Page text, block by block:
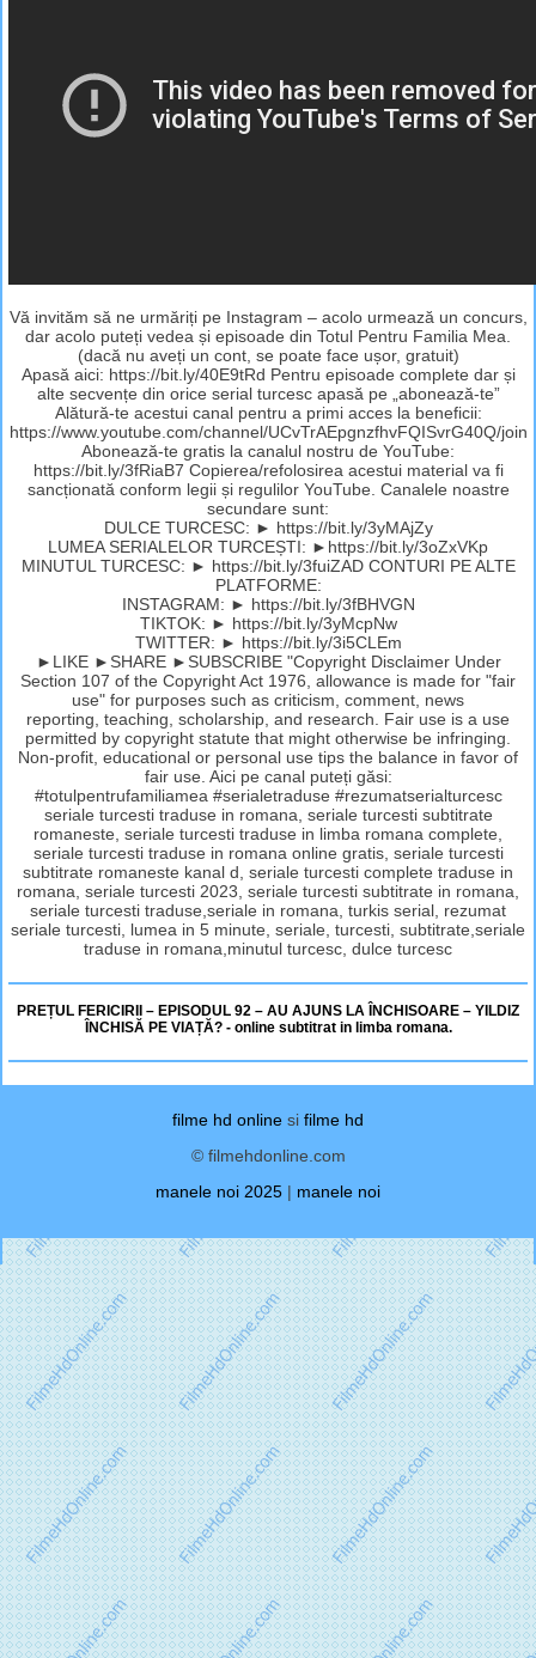
Vă invităm să ne urmăriți pe Instagram – acolo urmează un concurs,
dar acolo puteți vedea și episoade din Totul Pentru Familia Mea.
(dacă nu aveți un cont, se poate face ușor, gratuit)
Apasă aici: https://bit.ly/40E9tRd Pentru episoade complete dar și
alte secvențe din orice serial turcesc apasă pe „abonează-te”
Alătură-te acestui canal pentru a primi acces la beneficii:
https://www.youtube.com/channel/UCvTrAEpgnzfhvFQISvrG40Q/join
Abonează-te gratis la canalul nostru de YouTube:
https://bit.ly/3fRiaB7 Copierea/refolosirea acestui material va fi
sancționată conform legii și regulilor YouTube. Canalele noastre
secundare sunt:
DULCE TURCESC: ► https://bit.ly/3yMAjZy
LUMEA SERIALELOR TURCEȘTI: ►https://bit.ly/3oZxVKp
MINUTUL TURCESC: ► https://bit.ly/3fuiZAD CONTURI PE ALTE
PLATFORME:
INSTAGRAM: ► https://bit.ly/3fBHVGN
TIKTOK: ► https://bit.ly/3yMcpNw
TWITTER: ► https://bit.ly/3i5CLEm
►LIKE ►SHARE ►SUBSCRIBE "Copyright Disclaimer Under
Section 107 of the Copyright Act 1976, allowance is made for "fair
use" for purposes such as criticism, comment, news
reporting, teaching, scholarship, and research. Fair use is a use
permitted by copyright statute that might otherwise be infringing.
Non-profit, educational or personal use tips the balance in favor of
fair use. Aici pe canal puteți găsi:
#totulpentrufamiliamea #serialetraduse #rezumatserialturcesc
seriale turcesti traduse in romana, seriale turcesti subtitrate
romaneste, seriale turcesti traduse in limba romana complete,
seriale turcesti traduse in romana online gratis, seriale turcesti
subtitrate romaneste kanal d, seriale turcesti complete traduse in
romana, seriale turcesti 2023, seriale turcesti subtitrate in romana,
seriale turcesti traduse,seriale in romana, turkis serial, rezumat
seriale turcesti, lumea in 5 minute, seriale, turcesti, subtitrate,seriale
traduse in romana,minutul turcesc, dulce turcesc
PREȚUL FERICIRII – EPISODUL 92 – AU AJUNS LA ÎNCHISOARE – YILDIZ
ÎNCHISĂ PE VIAȚĂ? - online subtitrat in limba romana.
filme hd online si filme hd
© filmehdonline.com
manele noi 2025 | manele noi